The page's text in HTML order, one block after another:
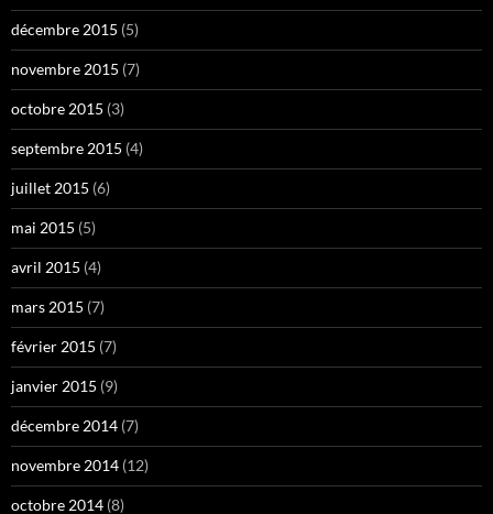
décembre 2015 (5)
novembre 2015 (7)
octobre 2015 (3)
septembre 2015 (4)
juillet 2015 (6)
mai 2015 (5)
avril 2015 (4)
mars 2015 (7)
février 2015 (7)
janvier 2015 (9)
décembre 2014 (7)
novembre 2014 (12)
octobre 2014 (8)